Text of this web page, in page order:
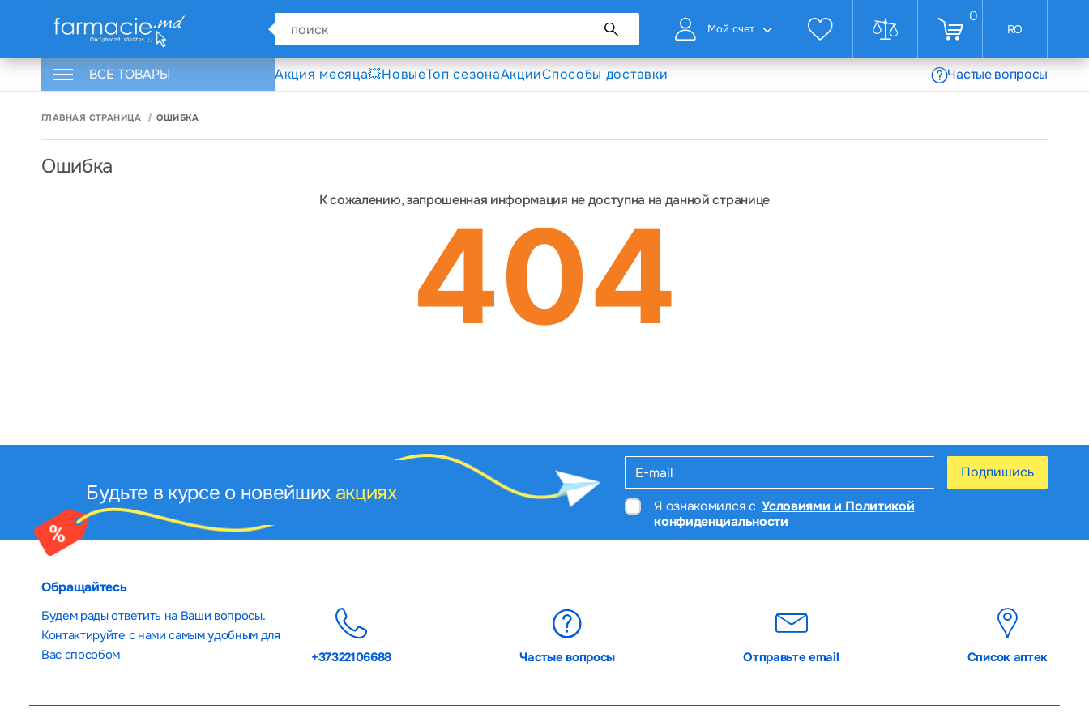
Мой счет
0
RO
ВСЕ ТОВАРЫ Акция месяца💥НовыеТоп сезонаАкцииСпособы доставки Частые вопросы
ГЛАВНАЯ СТРАНИЦА ОШИБКА
Ошибка
К сожалению, запрошенная информация не доступна на данной странице
Будьте в курсе о новейших акциях
Я ознакомился с Условиями и Политикой
конфиденциальности
Подпишись
Обращайтесь
Будем рады ответить на Ваши вопросы.
Контактируйте с нами самым удобным для
Вас способом
+37322106688 Частые вопросы Отправьте email Список аптек